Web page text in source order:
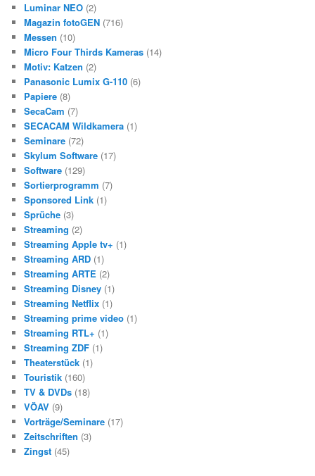
Luminar NEO (2)
Magazin fotoGEN (716)
Messen (10)
Micro Four Thirds Kameras (14)
Motiv: Katzen (2)
Panasonic Lumix G-110 (6)
Papiere (8)
SecaCam (7)
SECACAM Wildkamera (1)
Seminare (72)
Skylum Software (17)
Software (129)
Sortierprogramm (7)
Sponsored Link (1)
Sprüche (3)
Streaming (2)
Streaming Apple tv+ (1)
Streaming ARD (1)
Streaming ARTE (2)
Streaming Disney (1)
Streaming Netflix (1)
Streaming prime video (1)
Streaming RTL+ (1)
Streaming ZDF (1)
Theaterstück (1)
Touristik (160)
TV & DVDs (18)
VÖAV (9)
Vorträge/Seminare (17)
Zeitschriften (3)
Zingst (45)